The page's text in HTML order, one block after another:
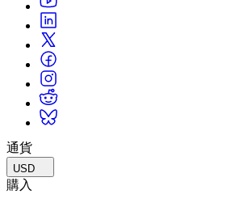
LiveOps
ローンチ後のインサイトとライブゲ
成長
詳しく見る
発見され、モバイルユーザーを獲得す
ストアとD2C全体でIAPを管理
収益化
小売
店内体験をオンライン体験に変換する
自動車
イノベーションと車内体験を促進する
すべての業界を見る
ケーススタディ
実際の成功事例
ベストプラクティスガイド
専門家のヒントとコツ
デモ
デモ、サンプル、ビルディングブロッ
すべてのリソース
新機能
Unity Awards
世界中のUnityクリエイターを祝う
ハウツーガイド
実用的なヒントとベストプラクティス
教育
学生向け
キャリアをスタートさせる
教育を大幅に強化
教育機関向けライセンス
通貨
USD
購入